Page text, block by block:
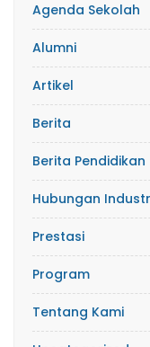
Agenda Sekolah
Alumni
Artikel
Berita
Berita Pendidikan
Hubungan
Prestasi
Program
Tentang Kami